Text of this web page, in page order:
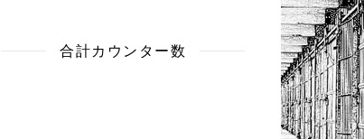
合計カウンター数